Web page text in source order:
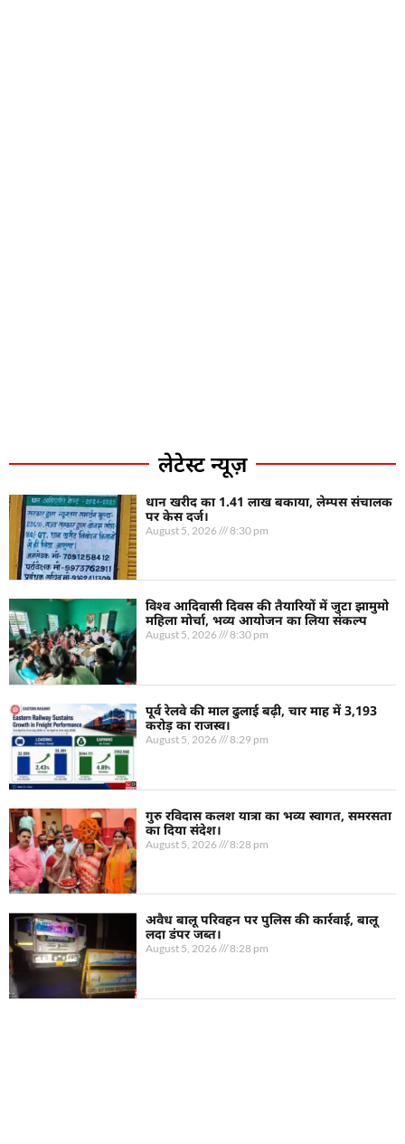
लेटेस्ट न्यूज़
धान खरीद का 1.41 लाख बकाया, लेम्पस संचालक
पर केस दर्ज।
August 5, 2026 8:30 pm
विश्व आदिवासी दिवस की तैयारियों में जुटा झामुमो
महिला मोर्चा, भव्य आयोजन का लिया संकल्प
August 5, 2026 8:30 pm
पूर्व रेलवे की माल ढुलाई बढ़ी, चार माह में 3,193
करोड़ का राजस्व।
August 5, 2026 8:29 pm
गुरु रविदास कलश यात्रा का भव्य स्वागत, समरसता
का दिया संदेश।
August 5, 2026 8:28 pm
अवैध बालू परिवहन पर पुलिस की कार्रवाई, बालू
लदा डंपर जब्त।
August 5, 2026 8:28 pm